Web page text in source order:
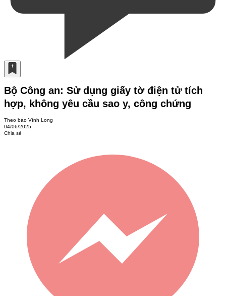
Bộ Công an: Sử dụng giấy tờ điện tử tích
hợp, không yêu cầu sao y, công chứng
Theo báo Vĩnh Long
04/06/2025
Chia sẻ